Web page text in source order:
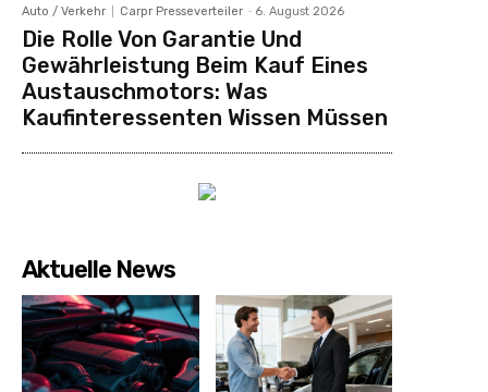
Auto / Verkehr Carpr Presseverteiler - 6. August 2026
Die Rolle Von Garantie Und
Gewährleistung Beim Kauf Eines
Austauschmotors: Was
Kaufinteressenten Wissen Müssen
Aktuelle News